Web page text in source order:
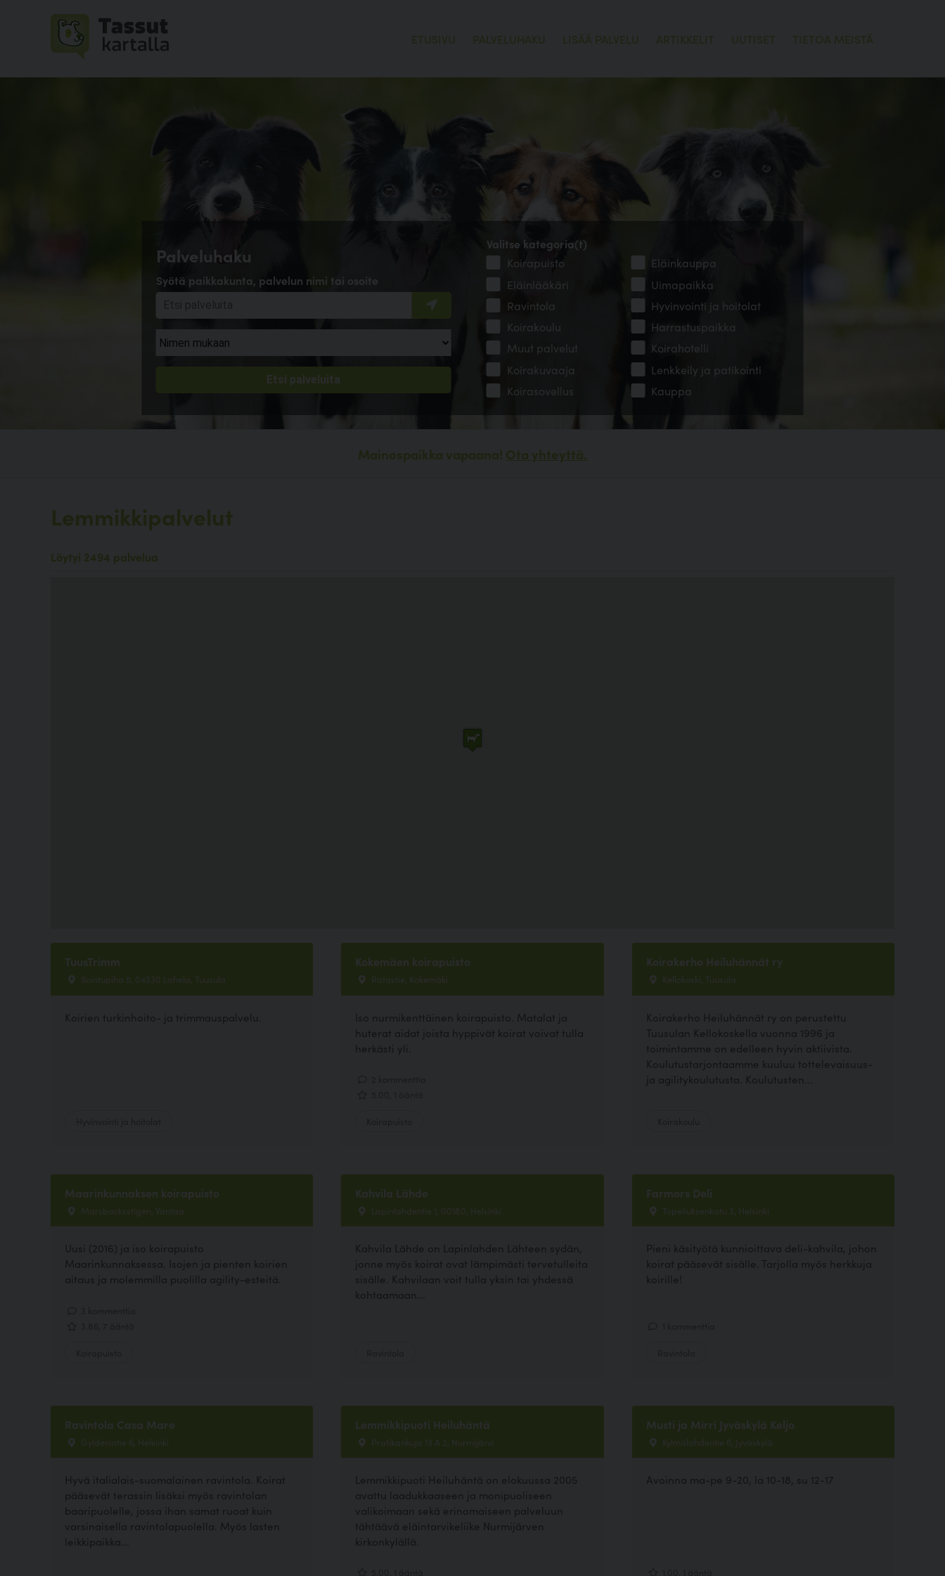
ETUSIVU PALVELUHAKU LISÄÄ PALVELU ARTIKKELIT UUTISET TIETOA MEISTÄ
Palveluhaku
Syötä paikkakunta, palvelun nimi tai osoite
Valitse kategoria(t)
Koirapuisto
Eläinkauppa
Eläinlääkäri
Uimapaikka
Ravintola
Hyvinvointi ja hoitolat
Koirakoulu
Harrastuspaikka
Muut palvelut
Koirahotelli
Koirakuvaaja
Lenkkeily ja patikointi
Koirasovellus
Kauppa
Mainospaikka vapaana! Ota yhteyttä.
Lemmikkipalvelut
Löytyi 2494 palvelua
TuusTrimm
Sointupiha 5, 04330 Lahela, Tuusula
Koirien turkinhoito- ja trimmauspalvelu.
Kokemäen koirapuisto
Ratastie, Kokemäki
Iso nurmikenttäinen koirapuisto. Matalat ja
huterat aidat joista hyppivät koirat voivat tulla
herkästi yli.
Koirakerho Heiluhännät ry
Kellokoski, Tuusula
Koirakerho Heiluhännät ry on perustettu
Tuusulan Kellokoskella vuonna 1996 ja
toimintamme on edelleen hyvin aktiivista.
Koulutustarjontaamme kuuluu tottelevaisuus-
ja agilitykoulutusta. Koulutusten...
Maarinkunnaksen koirapuisto
Marsbacksstigen, Vantaa
Uusi (2016) ja iso koirapuisto
Maarinkunnaksessa. Isojen ja pienten koirien
aitaus ja molemmilla puolilla agility-esteitä.
Kahvila Lähde
Lapinlahdentie 1, 00180, Helsinki
Kahvila Lähde on Lapinlahden Lähteen sydän,
jonne myös koirat ovat lämpimästi tervetulleita
sisälle. Kahvilaan voit tulla yksin tai yhdessä
kohtaamaan...
Farmors Deli
Topeliuksenkatu 3, Helsinki
Pieni käsityötä kunnioittava deli-kahvila, johon
koirat pääsevät sisälle. Tarjolla myös herkkuja
koirille!
Ravintola Casa Mare
Gyldenintie 6, Helsinki
Hyvä italialais-suomalainen ravintola. Koirat
pääsevät terassin lisäksi myös ravintolan
baaripuolelle, jossa ihan samat ruoat kuin
varsinaisella ravintolapuolella. Myös lasten
leikkipaikka...
Lemmikkipuoti Heiluhäntä
Pratikankuja 13 A 2, Nurmijärvi
Lemmikkipuoti Heiluhäntä on elokuussa 2005
avattu laadukkaaseen ja monipuoliseen
valikoimaan sekä erinomaiseen palveluun
tähtäävä eläintarvikeliike Nurmijärven
kirkonkylällä.
Musti ja Mirri Jyväskylä Keljo
Kylmälahdentie 6, Jyväskylä
Avoinna ma-pe 9-20, la 10-18, su 12-17